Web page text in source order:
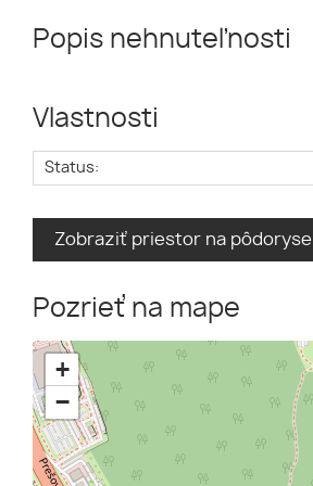
Popis nehnuteľnosti
Vlastnosti
Status:
Zobraziť priestor na pôdoryse
Pozrieť na mape
+
−